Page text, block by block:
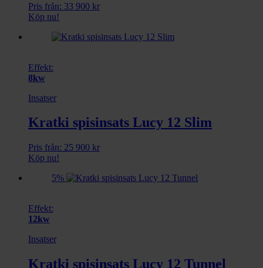
Pris från: 33 900 kr
Köp nu!
Effekt:
8kw
Insatser
Kratki spisinsats Lucy 12 Slim
Pris från: 25 900 kr
Köp nu!
5%
Effekt:
12kw
Insatser
Kratki spisinsats Lucy 12 Tunnel